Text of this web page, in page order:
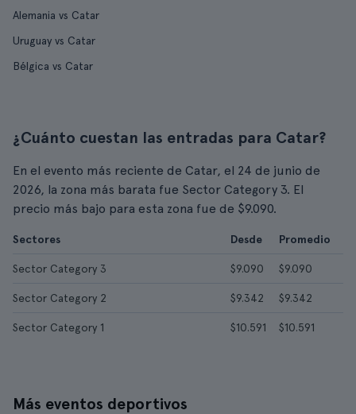
Alemania vs Catar
Uruguay vs Catar
Bélgica vs Catar
¿Cuánto cuestan las entradas para Catar?
En el evento más reciente de Catar, el 24 de junio de
2026, la zona más barata fue Sector Category 3. El
precio más bajo para esta zona fue de $9.090.
Sectores Desde Promedio
Sector Category 3 $9.090 $9.090
Sector Category 2 $9.342 $9.342
Sector Category 1 $10.591 $10.591
Más eventos deportivos